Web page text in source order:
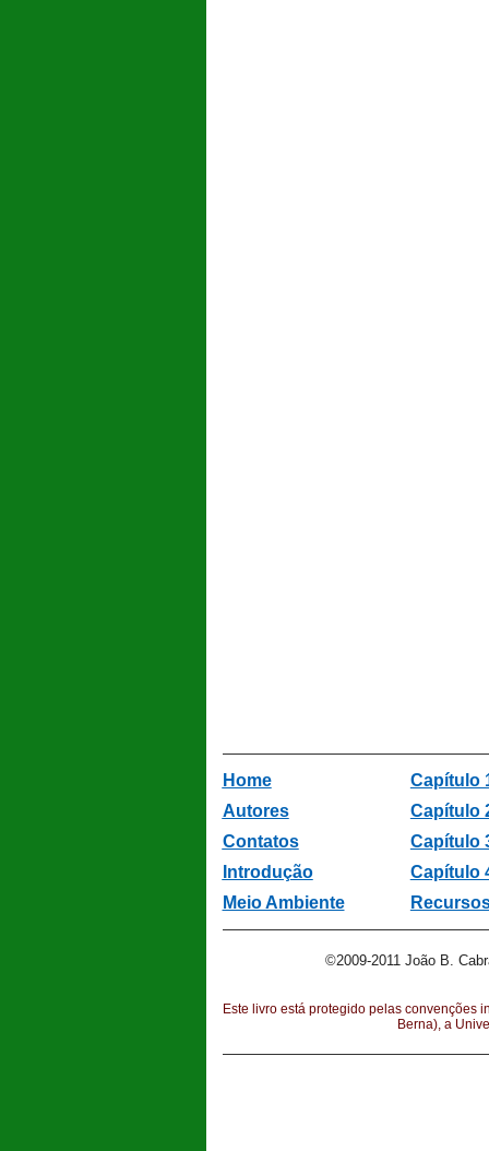
Home
Autores
Contatos
Introdução
Meio Ambiente
Capítulo
Capítulo
Capítulo
Capítulo
©2009-2011 João B.
Este livro está protegido pelas convenções
Berna), a